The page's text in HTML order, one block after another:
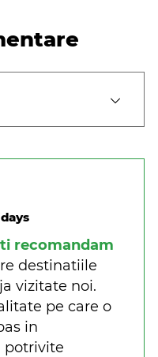
recomandam
destinatiile
vizitate noi.
pe care o
in
potrivite